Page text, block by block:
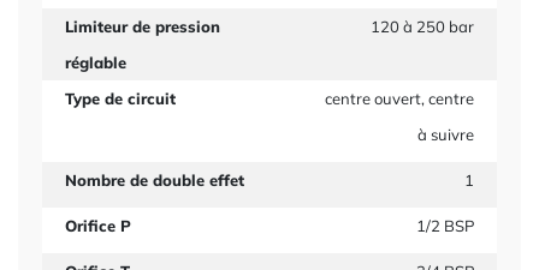
Limiteur de pression
réglable
120 à 250 bar
Type de circuit
centre ouvert, centre
à suivre
Nombre de double effet 1
Orifice P 1/2 BSP